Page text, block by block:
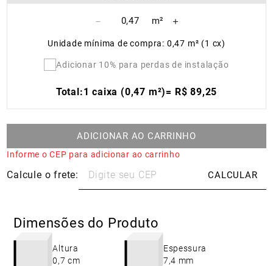
－ ＋
Unidade mínima de compra: 0,47 m² (1 cx)
Adicionar 10% para perdas de instalação
Total:1 caixa (0,47 m²)= R$ 89,25
ADICIONAR AO CARRINHO
Informe o CEP para adicionar ao carrinho
Dimensões do Produto
Altura
0,7 cm
Espessura
7,4 mm